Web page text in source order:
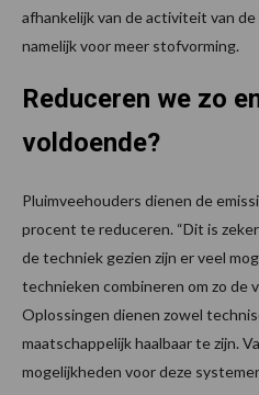
afhankelijk van de activiteit van
namelijk voor meer stofvorming.
Reduceren we zo
voldoende?
Pluimveehouders dienen de
procent te reduceren. “Dit is zeker
de techniek gezien zijn er veel
technieken combineren om zo de
Oplossingen dienen zowel
maatschappelijk haalbaar te zijn.
mogelijkheden voor deze